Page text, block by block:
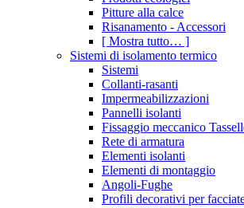
Pitture alla calce
Risanamento - Accessori
[ Mostra tutto… ]
Sistemi di isolamento termico
Sistemi
Collanti-rasanti
Impermeabilizzazioni
Pannelli isolanti
Fissaggio meccanico
Rete di armatura
Elementi isolanti
Elementi di montaggio
Angoli-Fughe
Profili decorativi per